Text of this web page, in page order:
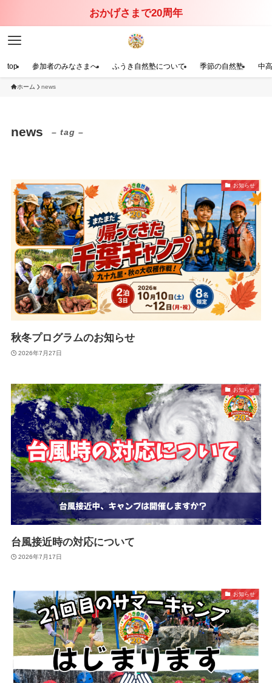
おかげさまで20周年
top 参加者のみなさまへ ふうき自然塾について 季節の自然塾 中
ホーム news
news – tag –
お知らせ
秋冬プログラムのお知らせ
2026年7月27日
お知らせ
台風接近時の対応について
2026年7月17日
お知らせ